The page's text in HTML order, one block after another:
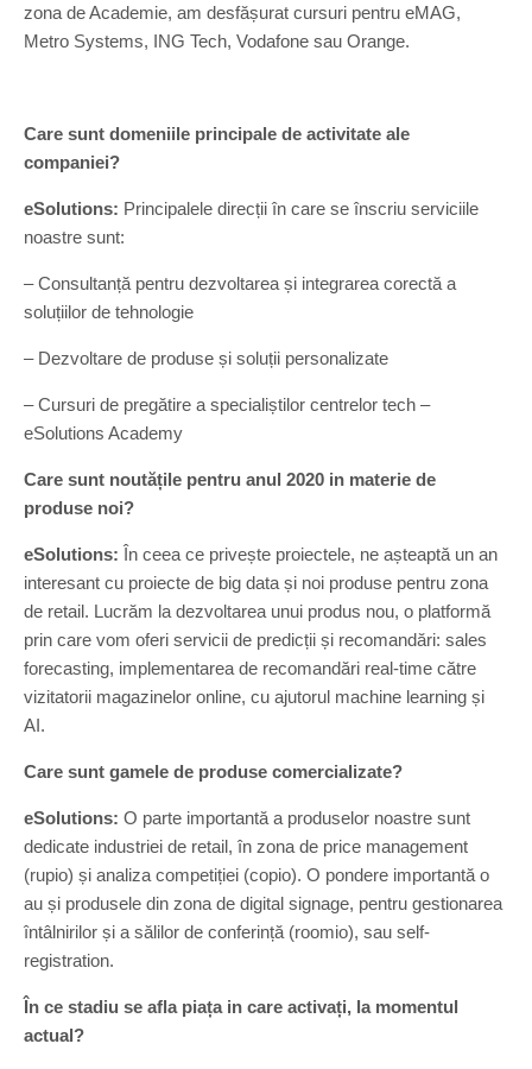
zona de Academie, am desfășurat cursuri pentru eMAG,
Metro Systems, ING Tech, Vodafone sau Orange.
Care sunt domeniile principale de activitate ale
companiei?
eSolutions: Principalele direcții în care se înscriu serviciile
noastre sunt:
– Consultanță pentru dezvoltarea și integrarea corectă a
soluțiilor de tehnologie
– Dezvoltare de produse și soluții personalizate
– Cursuri de pregătire a specialiștilor centrelor tech –
eSolutions Academy
Care sunt noutățile pentru anul 2020 in materie de
produse noi?
eSolutions: În ceea ce privește proiectele, ne așteaptă un an
interesant cu proiecte de big data și noi produse pentru zona
de retail. Lucrăm la dezvoltarea unui produs nou, o platformă
prin care vom oferi servicii de predicții și recomandări: sales
forecasting, implementarea de recomandări real-time către
vizitatorii magazinelor online, cu ajutorul machine learning și
AI.
Care sunt gamele de produse comercializate?
eSolutions: O parte importantă a produselor noastre sunt
dedicate industriei de retail, în zona de price management
(rupio) și analiza competiției (copio). O pondere importantă o
au și produsele din zona de digital signage, pentru gestionarea
întâlnirilor și a sălilor de conferință (roomio), sau self-
registration.
În ce stadiu se afla piața in care activați, la momentul
actual?